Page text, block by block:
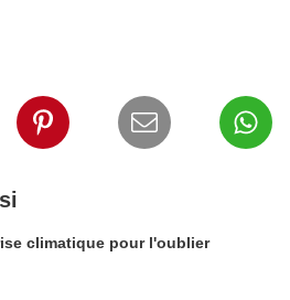
climatique pour l'oublier